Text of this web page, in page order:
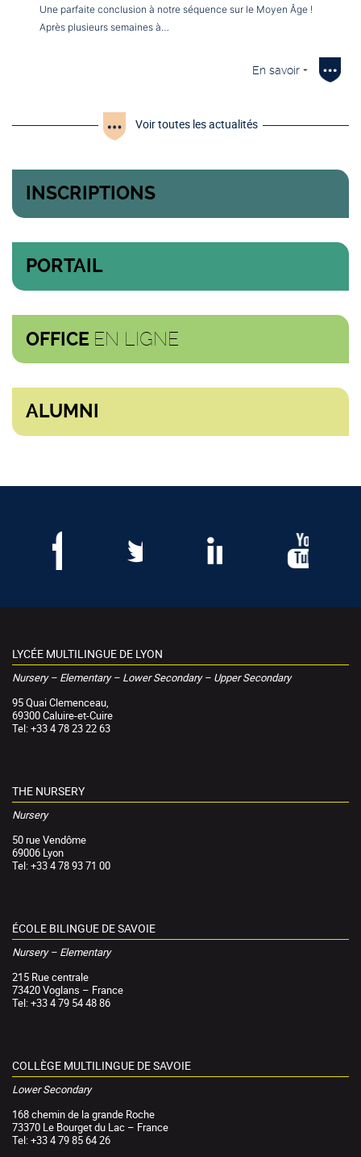
Une parfaite conclusion à notre séquence sur le Moyen Âge !
Après plusieurs semaines à…
En savoir +
Voir toutes les actualités
INSCRIPTIONS
PORTAIL
OFFICE EN LIGNE
ALUMNI
LYCÉE MULTILINGUE DE LYON
Nursery – Elementary – Lower Secondary – Upper Secondary
95 Quai Clemenceau,
69300 Caluire-et-Cuire
Tel: +33 4 78 23 22 63
THE NURSERY
Nursery
50 rue Vendôme
69006 Lyon
Tel: +33 4 78 93 71 00
ÉCOLE BILINGUE DE SAVOIE
Nursery – Elementary
215 Rue centrale
73420 Voglans – France
Tel: +33 4 79 54 48 86
COLLÈGE MULTILINGUE DE SAVOIE
Lower Secondary
168 chemin de la grande Roche
73370 Le Bourget du Lac – France
Tel: +33 4 79 85 64 26